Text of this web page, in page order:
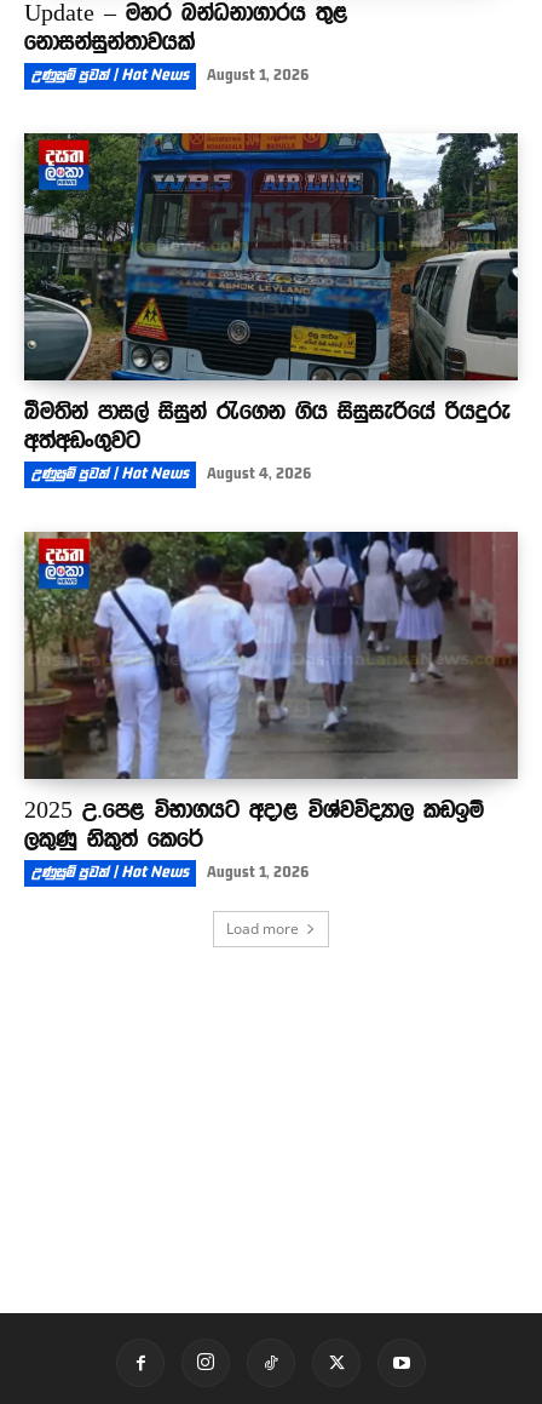
Update – මහර බන්ධනාගාරය තුළ
නොසන්සුන්තාවයක්
උණුසුම් පුවත් | Hot News August 1, 2026
බීමතින් පාසල් සිසුන් රැගෙන ගිය සිසුසැරියේ රියදුරු
අත්අඩංගුවට
උණුසුම් පුවත් | Hot News August 4, 2026
2025 උ.පෙළ විභාගයට අදාළ විශ්වවිද්‍යාල කඩඉම්
ලකුණු නිකුත් කෙරේ
උණුසුම් පුවත් | Hot News August 1, 2026
Load more